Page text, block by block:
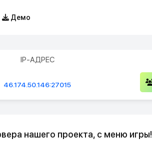
Демо
IP-АДРЕС
46.174.50.146:27015
нашего проекта, с меню игры!